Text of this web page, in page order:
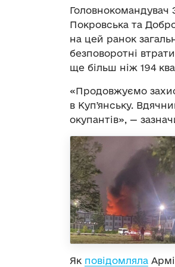
Головнокомандувач
Покровська та
на цей ранок
безповоротні
ще більш ніж 194
«Продовжуємо
в Купʼянську.
окупантів», —
Як повідомляла